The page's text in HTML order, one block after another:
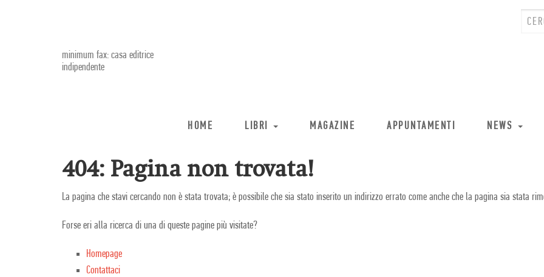
minimum fax: casa editrice
indipendente
HOME LIBRI MAGAZINE APPUNTAMENTI NEWS
404: Pagina non trovata!
La pagina che stavi cercando non è stata trovata; è possibile che sia stato inserito un indirizzo errato come anche che la pagina sia stata
Forse eri alla ricerca di una di queste pagine più visitate?
Homepage
Contattaci